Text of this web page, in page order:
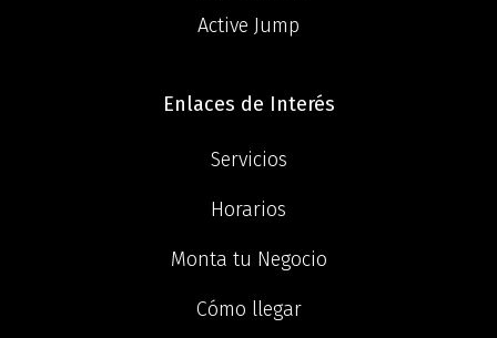
Active Jump
Enlaces de Interés
Servicios
Horarios
Monta tu Negocio
Cómo llegar